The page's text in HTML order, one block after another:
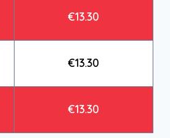
€13.30
€13.30
€13.30